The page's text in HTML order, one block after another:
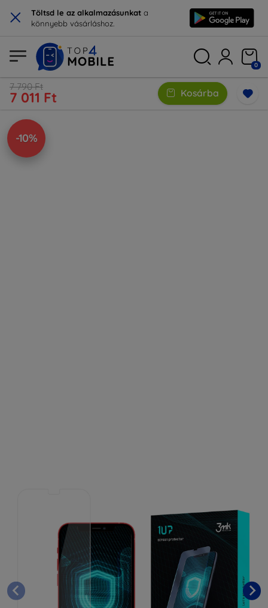
× Töltsd le az alkalmazásunkat a
könnyebb vásárláshoz.
0
7 790 Ft
7 011 Ft Kosárba
-10%